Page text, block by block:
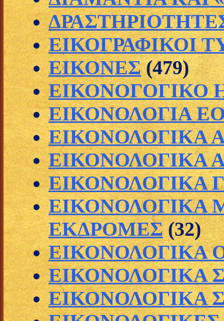
ΕΙΚΟΓΡΑΦΙΚΟΙ
ΕΙΚΟΝΕΣ (479)
ΕΙΚΟΝΟΓΟΓΙΚΟ
ΕΙΚΟΝΟΛΟΓΙΑ
ΕΙΚΟΝΟΛΟΓΙΚΑ
ΕΙΚΟΝΟΛΟΓΙΚΑ
ΕΙΚΟΝΟΛΟΓΙΚΑ
ΕΙΚΟΝΟΛΟΓΙΚΑ
ΕΚΔΡΟΜΕΣ (32)
ΕΙΚΟΝΟΛΟΓΙΚΑ
ΕΙΚΟΝΟΛΟΓΙΚΑ
ΕΙΚΟΝΟΛΟΓΙΚΑ